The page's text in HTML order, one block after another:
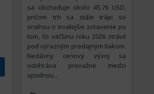
sa obchoduje okolo 45,76 USD,
pričom trh sa stále trápi so
snahou o trvalejšie zotavenie po
tom, čo väčšinu roku 2026 strávil
pod výrazným predajným tlakom.
Nedávny cenový vývoj sa
odohráva prevažne medzi
spodnou...